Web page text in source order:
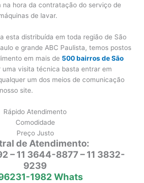
na hora da contratação do serviço de
de lavar.
esta distribuída em toda região de São
e grande ABC Paulista, temos postos
em mais de 500 bairros de São
uma visita técnica basta entrar em
um dos meios de comunicação
site.
Rápido Atendimento
Comodidade
Preço Justo
de Atendimento:
– 11 3644-8877 – 11 3832-
9239
1982 Whats